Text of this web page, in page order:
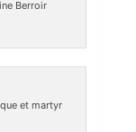
Berroir
et martyr